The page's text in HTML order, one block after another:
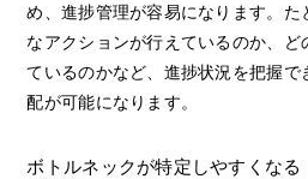
め、進捗管理が容易になります。た
なアクションが行えているのか、ど
ているのかなど、進捗状況を把握
配が可能になります。
ボトルネックが特定しやすくなる